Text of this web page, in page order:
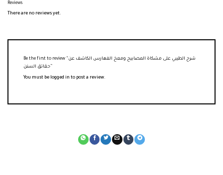
Reviews
There are no reviews yet.
Be the first to review “شرح الطيبي على مشكاة المصابيح ومعخ الفهارس الكاشف عن
You must be logged in to post a review.